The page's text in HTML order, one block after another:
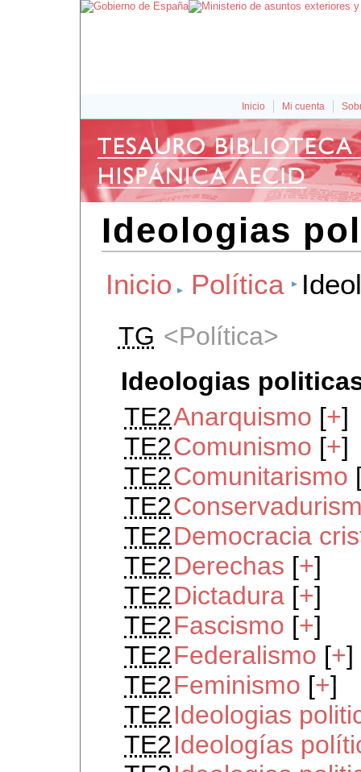
Inicio Mi cuenta
Ideologias
Inicio Política
TG
Política
Ideologias
TE2Anarquismo [+]
TE2Comunismo [+]
TE2Comunitarismo
TE2
TE2Democracia
TE2Derechas [+]
TE2Dictadura [+]
TE2Fascismo [+]
TE2Federalismo [+]
TE2Feminismo [+]
TE2Ideologias
TE2Ideologías